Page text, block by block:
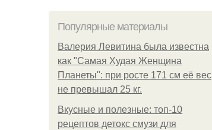
Популярные материалы
Валерия Левитина была известна
как "Самая Худая Женщина
Планеты": при росте 171 см её вес
не превышал 25 кг.
Вкусные и полезные: топ-10
рецептов детокс смузи для